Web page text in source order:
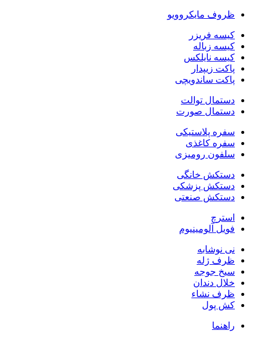
ظروف مایکروویو
کیسه فریزر
کیسه زباله
کیسه نایلکس
پاکت زیپدار
پاکت ساندویچی
دستمال توالت
دستمال صورت
سفره پلاستیکی
سفره کاغذی
سلفون رومیزی
دستکش خانگی
دستکش پزشکی
دستکش صنعتی
استرچ
فویل آلومینیوم
نی نوشابه
ظرف ژله
سیخ جوجه
خلال دندان
ظرف نشاء
کش پول
راهنما